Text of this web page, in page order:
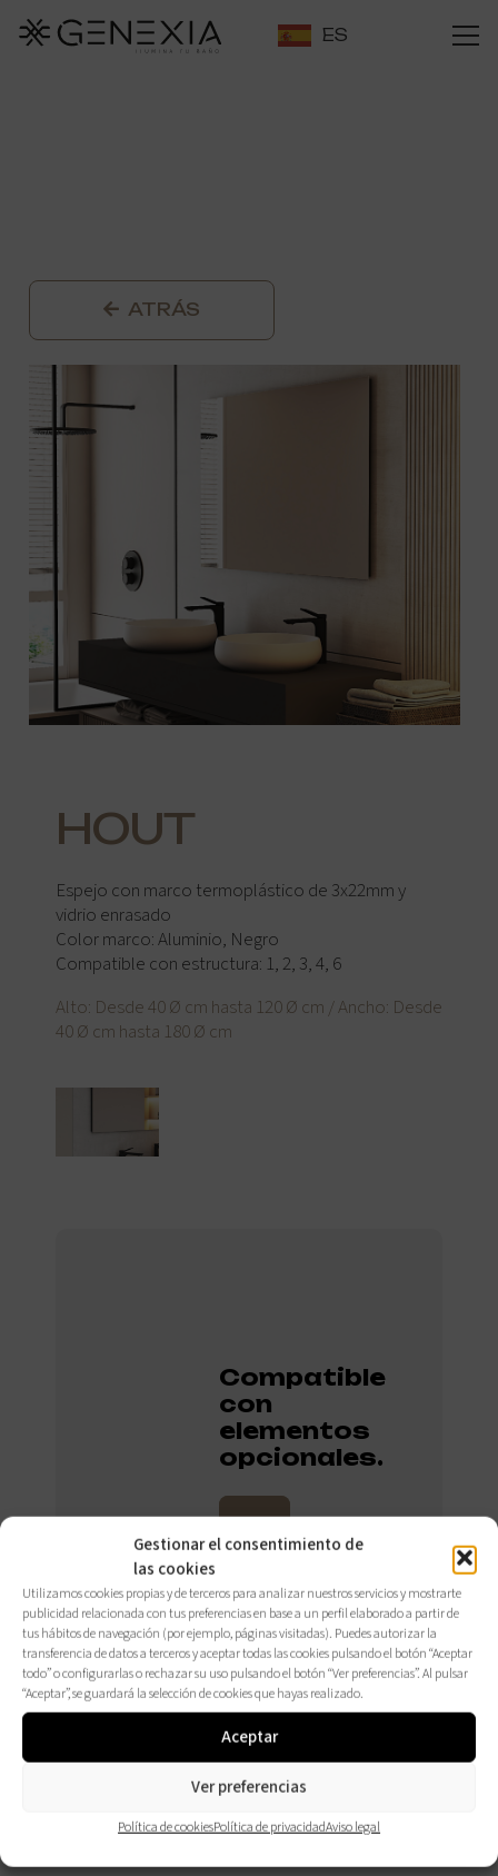
Gestionar el consentimiento de
las cookies
Utilizamos cookies propias y de terceros para analizar nuestros servicios y mostrarte
publicidad relacionada con tus preferencias en base a un perfil elaborado a partir de
tus hábitos de navegación (por ejemplo, páginas visitadas). Puedes autorizar la
transferencia de datos a terceros y aceptar todas las cookies pulsando el botón “Aceptar
todo” o configurarlas o rechazar su uso pulsando el botón “Ver preferencias”. Al pulsar
“Aceptar”, se guardará la selección de cookies que hayas realizado.
Aceptar
Ver preferencias
Política de cookiesPolítica de privacidadAviso legal
ES
ATRÁS
HOUT
Espejo con marco termoplástico de 3x22mm y
vidrio enrasado
Color marco: Aluminio, Negro
Compatible con estructura: 1, 2, 3, 4, 6
Alto: Desde 40 Ø cm hasta 120 Ø cm / Ancho: Desde
40 Ø cm hasta 180 Ø cm
Compatible
con
elementos
opcionales.
CONSÚLTALOS